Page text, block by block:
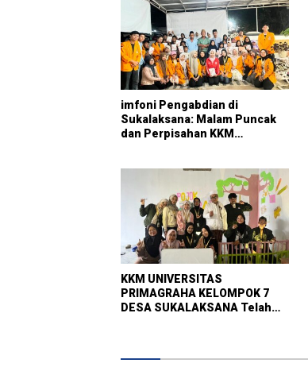
imfoni Pengabdian di
Sukalaksana: Malam Puncak
dan Perpisahan KKM
KKM UNIVERSITAS
PRIMAGRAHA KELOMPOK 7
DESA SUKALAKSANA Telah